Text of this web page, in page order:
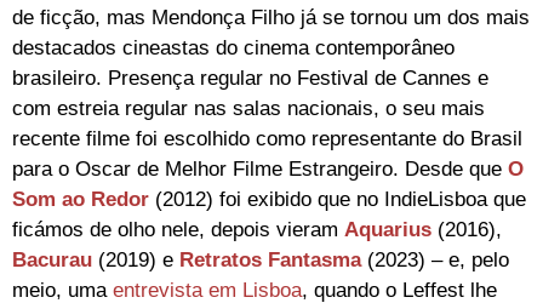
de ficção, mas Mendonça Filho já se tornou um dos mais
destacados cineastas do cinema contemporâneo
brasileiro. Presença regular no Festival de Cannes e
com estreia regular nas salas nacionais, o seu mais
recente filme foi escolhido como representante do Brasil
para o Oscar de Melhor Filme Estrangeiro. Desde que O
Som ao Redor (2012) foi exibido que no IndieLisboa que
ficámos de olho nele, depois vieram Aquarius (2016),
Bacurau (2019) e Retratos Fantasma(2023) – e, pelo
meio, uma entrevista em Lisboa, quando o Leffest lhe